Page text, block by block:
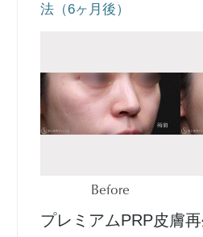
法（6ヶ月後）
Before
プレミアムPRP皮膚